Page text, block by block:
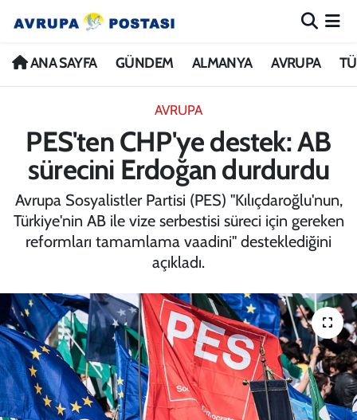
ANA SAYFA GÜNDEM ALMANYA AVRUPA
AVRUPA
PES'ten CHP'ye destek: AB
sürecini Erdoğan durdurdu
Avrupa Sosyalistler Partisi (PES) "Kılıçdaroğlu'nun,
Türkiye'nin AB ile vize serbestisi süreci için gereken
reformları tamamlama vaadini" desteklediğini
açıkladı.
ANA SAYFA
ALMANYA
AVRUPA
TÜRKİYE
KÜLTÜR
SPOR
KADIN
Nöbetçi Eczaneler
İstanbul Namaz Vakitleri
Trafik Durumu
Avrupa Ligi Puan Durumu ve Fikstür
Son Dakika Haberleri
Haber Arşivi